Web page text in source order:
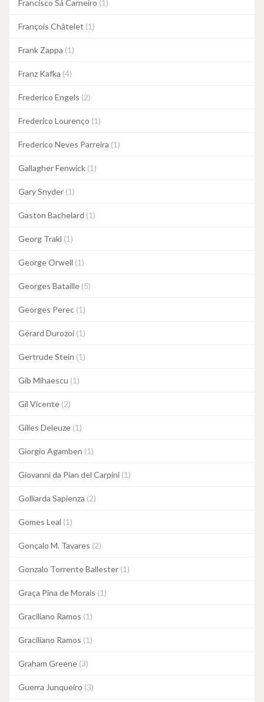
Francisco Sá Carneiro (1)
François Châtelet (1)
Frank Zappa (1)
Franz Kafka (4)
Frederico Engels (2)
Frederico Lourenço (1)
Frederico Neves Parreira (1)
Gallagher Fenwick (1)
Gary Snyder (1)
Gaston Bachelard (1)
Georg Trakl (1)
George Orwell (1)
Georges Bataille (5)
Georges Perec (1)
Gérard Durozoi (1)
Gertrude Stein (1)
Gib Mihaescu (1)
Gil Vicente (2)
Gilles Deleuze (1)
Giorgio Agamben (1)
Giovanni da Pian del Carpini (1)
Golliarda Sapienza (2)
Gomes Leal (1)
Gonçalo M. Tavares (2)
Gonzalo Torrente Ballester (1)
Graça Pina de Morais (1)
Graciliano Ramos (1)
Graciliano Ramos (1)
Graham Greene (3)
Guerra Junqueiro (3)